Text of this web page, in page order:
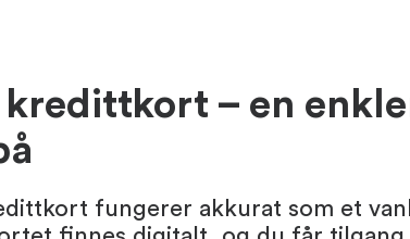
– en
fungerer akkurat som et